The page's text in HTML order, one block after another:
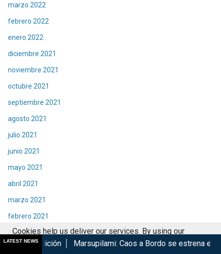
marzo 2022
febrero 2022
enero 2022
diciembre 2021
noviembre 2021
octubre 2021
septiembre 2021
agosto 2021
julio 2021
junio 2021
mayo 2021
abril 2021
marzo 2021
febrero 2021
enero 2021
diciembre 2020
LATEST NEWS
Marsupilami: Caos a Bordo se estrena en Cinépolis
Cookies help us deliver our services. By using our
services, you agree to our use of cookies.
Got it